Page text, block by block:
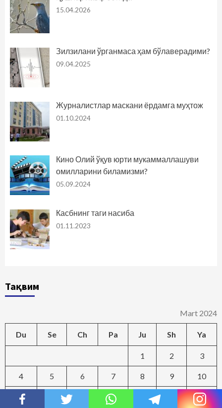
15.04.2026
Зилзилани ўрганмаса ҳам бўлаверадими?
09.04.2025
Журналистлар маскани ёрдамга муҳтож
01.10.2024
Кино Олий ўқув юрти мукаммаллашуви
омилларини биламизми?
05.09.2024
Касбнинг таги насиба
01.11.2023
Тақвим
Mart 2024
Du Se Ch Pa Ju Sh Ya
1 2 3
4 5 6 7 8 9 10
11 14 17